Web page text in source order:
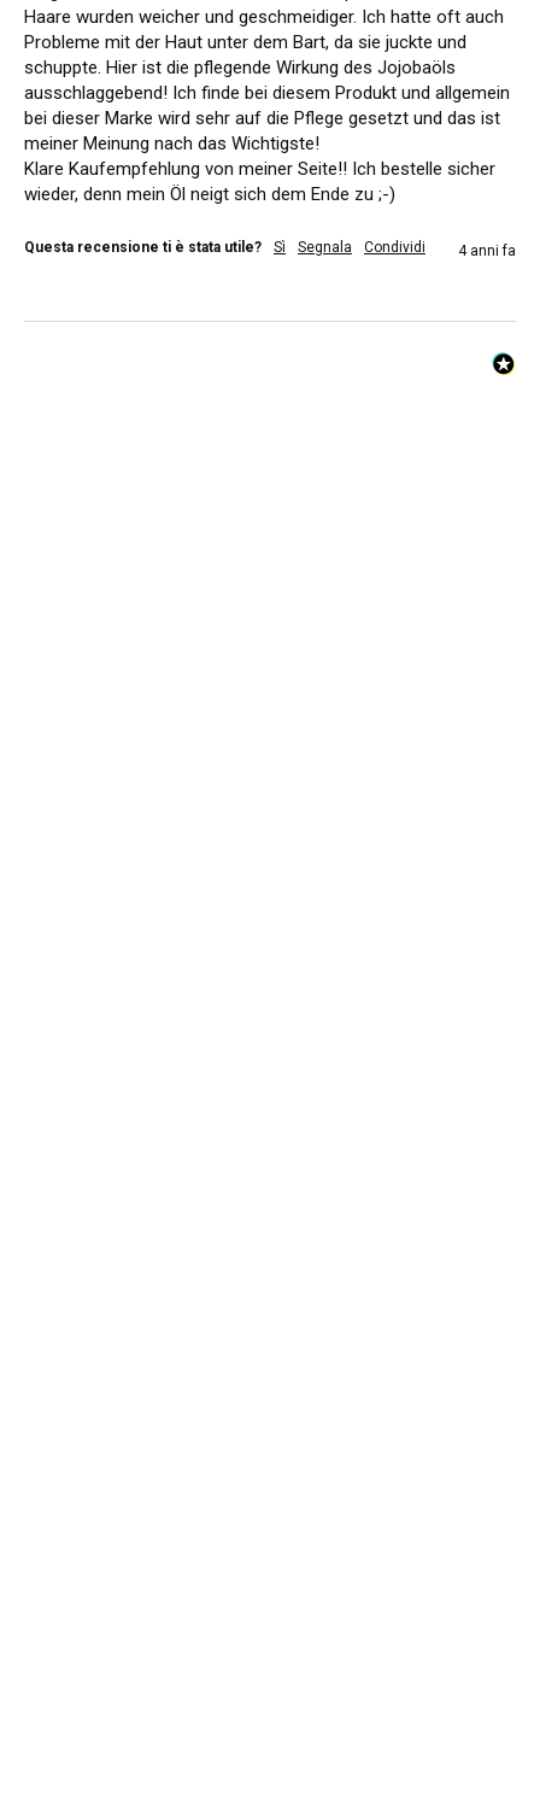
Haare wurden weicher und geschmeidiger. Ich hatte oft auch
Probleme mit der Haut unter dem Bart, da sie juckte und
schuppte. Hier ist die pflegende Wirkung des Jojobaöls
ausschlaggebend! Ich finde bei diesem Produkt und allgemein
bei dieser Marke wird sehr auf die Pflege gesetzt und das ist
meiner Meinung nach das Wichtigste!
Klare Kaufempfehlung von meiner Seite!! Ich bestelle sicher
wieder, denn mein Öl neigt sich dem Ende zu ;-)
Questa recensione ti è stata utile? Sì Segnala Condividi 4 anni fa